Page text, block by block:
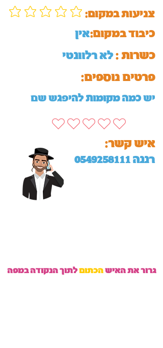
:צניעות במקום
איןכיבוד במקום:
לא רלוונטי כשרות :
:פרטים נוספים
יש כמה מקומות להיפגש שם
רננה 0549258111
:איש קשר
גרור את האישהכתוםלתוך הנקודה במפה